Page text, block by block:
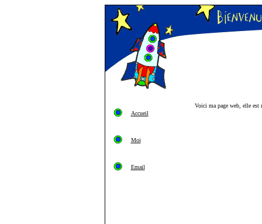
Accueil
Moi
Email
Voici ma page web, elle est